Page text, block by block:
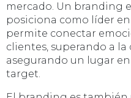
mercado. Un branding
posiciona como líder
permite conectar
clientes, superando a
asegurando un lugar
target.